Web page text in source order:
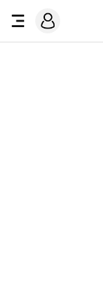
전
메
그